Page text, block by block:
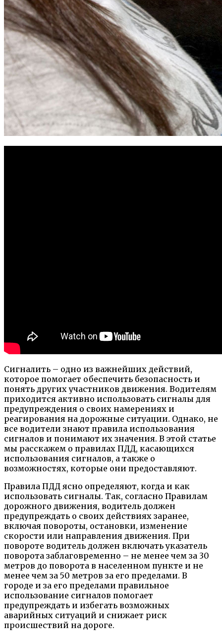
Сигналить – одно из важнейших действий,
которое помогает обеспечить безопасность и
понять других участников движения. Водителям
приходится активно использовать сигналы для
предупреждения о своих намерениях и
реагирования на дорожные ситуации. Однако, не
все водители знают правила использования
сигналов и понимают их значения. В этой статье
мы расскажем о правилах ПДД, касающихся
использования сигналов, а также о
возможностях, которые они предоставляют.
Правила ПДД ясно определяют, когда и как
использовать сигналы. Так, согласно Правилам
дорожного движения, водитель должен
предупреждать о своих действиях заранее,
включая повороты, остановки, изменение
скорости или направления движения. При
повороте водитель должен включать указатель
поворота заблаговременно – не менее чем за 30
метров до поворота в населенном пункте и не
менее чем за 50 метров за его пределами. В
городе и за его пределами правильное
использование сигналов помогает
предупреждать и избегать возможных
аварийных ситуаций и снижает риск
происшествий на дороге.